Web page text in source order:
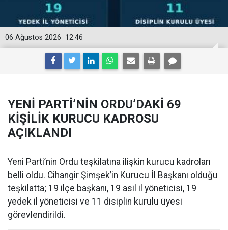
12:46
06 Ağustos 2026
YENİ PARTİ’NİN ORDU’DAKİ 69
KİŞİLİK KURUCU KADROSU
AÇIKLANDI
Yeni Parti’nin Ordu teşkilatına ilişkin kurucu kadroları
belli oldu. Cihangir Şimşek’in Kurucu İl Başkanı olduğu
teşkilatta; 19 ilçe başkanı, 19 asil il yöneticisi, 19
yedek il yöneticisi ve 11 disiplin kurulu üyesi
görevlendirildi.